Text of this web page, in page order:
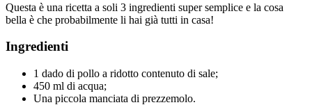
Questa è una ricetta a soli 3 ingredienti super semplice e la cosa
bella è che probabilmente li hai già tutti in casa!
Ingredienti
1 dado di pollo a ridotto contenuto di sale;
450 ml di acqua;
Una piccola manciata di prezzemolo.